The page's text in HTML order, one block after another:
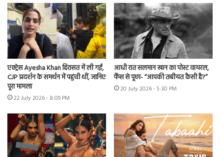
एक्ट्रेस Ayesha Khan हिरासत में ली गईं,
CJP प्रदर्शन के समर्थन में पहुंची थीं, जानिए
पूरा मामला
22 July 2026 - 8:09 PM
आधी रात सलमान खान का पोस्ट वायरल,
फैंस से पूछा- “आपकी तबीयत कैसी है?”
20 July 2026 - 5:30 PM